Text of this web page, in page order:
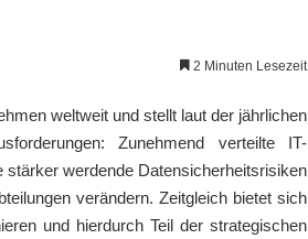
2 Minuten Lesezeit
weltweit und stellt laut der jährlichen
Zunehmend verteilte IT-
werdende Datensicherheitsrisiken
verändern. Zeitgleich bietet sich
und hierdurch Teil der strategischen